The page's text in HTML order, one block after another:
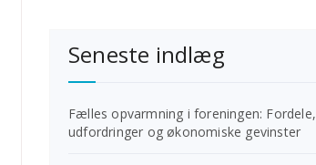
Seneste indlæg
Fælles opvarmning i foreningen: Fordele,
udfordringer og økonomiske gevinster